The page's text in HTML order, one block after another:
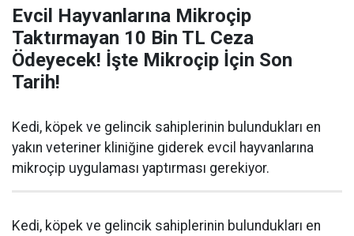
Evcil Hayvanlarına Mikroçip
Taktırmayan 10 Bin TL Ceza
Ödeyecek! İşte Mikroçip İçin Son
Tarih!
Kedi, köpek ve gelincik sahiplerinin bulundukları en
yakın veteriner kliniğine giderek evcil hayvanlarına
mikroçip uygulaması yaptırması gerekiyor.
Kedi, köpek ve gelincik sahiplerinin bulundukları en